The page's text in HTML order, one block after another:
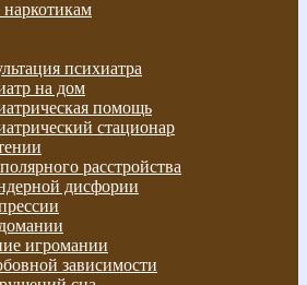
психиатра
на дом
помощь
стационар
расстройства
дисфории
игромании
зависимости